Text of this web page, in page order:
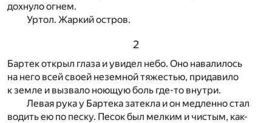
дохнуло огнем.
Уртол. Жаркий остров.
2
Бартек открыл глаза и увидел небо. Оно навалилось
на него всей своей неземной тяжестью, придавило
к земле и вызвало ноющую боль где-то внутри.
Левая рука у Бартека затекла и он медленно стал
водить ею по песку. Песок был мелким и чистым, как-